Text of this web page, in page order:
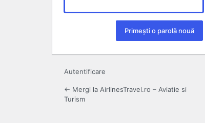
Autentificare
← Mergi la AirlinesTravel.ro – Aviatie si
Turism